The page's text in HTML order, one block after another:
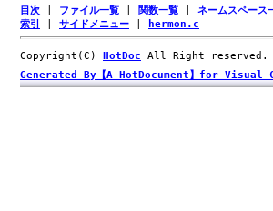
目次 ファイル一覧 関数一覧 ネームスペース
索引
サイドメニュー hermon.c
Copyright(C) HotDoc All Right reserved.
Generated By【A HotDocument】for Visual